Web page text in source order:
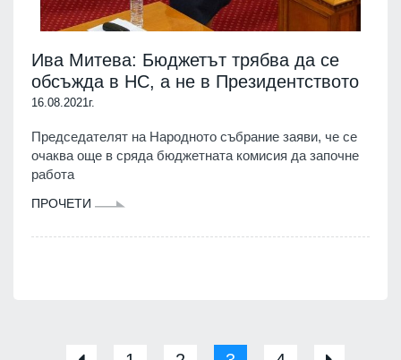
Ива Митева: Бюджетът трябва да се
обсъжда в НС, а не в Президентството
16.08.2021г.
Председателят на Народното събрание заяви, че се
очаква още в сряда бюджетната комисия да започне
работа
ПРОЧЕТИ